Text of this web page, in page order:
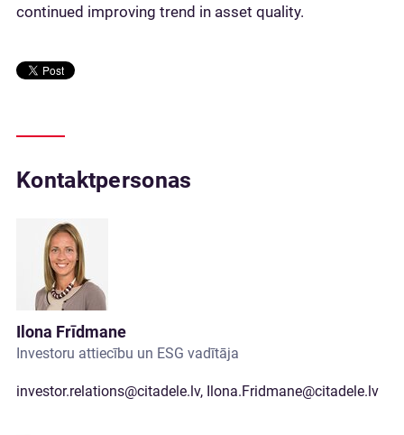
continued improving trend in asset quality.
Kontaktpersonas
Ilona Frīdmane
Investoru attiecību un ESG vadītāja
investor.relations@citadele.lv, Ilona.Fridmane@citadele.lv